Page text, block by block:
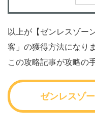
以上が【ゼンレスゾー
客」の獲得方法になりま
この攻略記事が攻略の
ゼンレスゾ